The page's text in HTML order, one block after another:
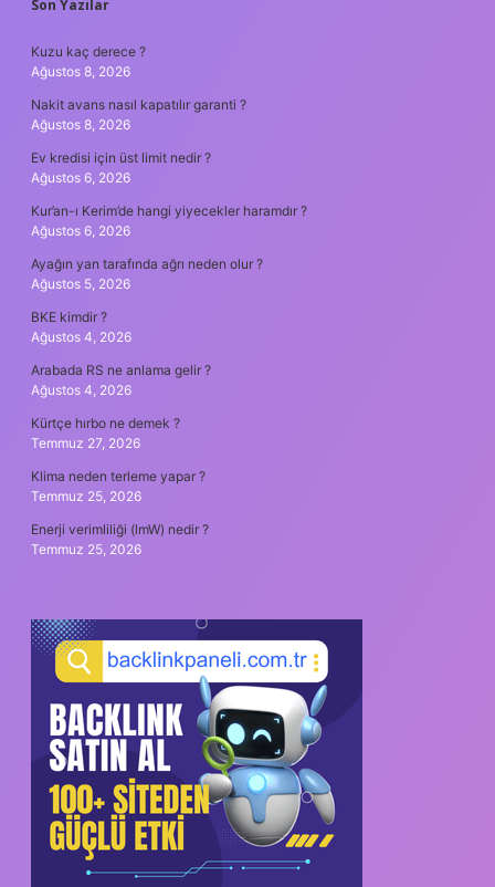
SIDEBAR
Son Yazılar
Kuzu kaç derece ?
Ağustos 8, 2026
Nakit avans nasıl kapatılır garanti ?
Ağustos 8, 2026
Ev kredisi için üst limit nedir ?
Ağustos 6, 2026
Kur’an-ı Kerim’de hangi yiyecekler haramdır ?
Ağustos 6, 2026
Ayağın yan tarafında ağrı neden olur ?
Ağustos 5, 2026
BKE kimdir ?
Ağustos 4, 2026
Arabada RS ne anlama gelir ?
Ağustos 4, 2026
Kürtçe hırbo ne demek ?
Temmuz 27, 2026
Klima neden terleme yapar ?
Temmuz 25, 2026
Enerji verimliliği (lmW) nedir ?
Temmuz 25, 2026